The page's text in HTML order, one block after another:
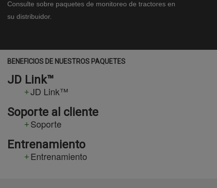
Consulte sobre paquetes de monitoreo de tractores en
su distribuidor.
BENEFICIOS DE NUESTROS PAQUETES
JD Link™
JD Link™
Soporte al cliente
Soporte
Entrenamiento
Entrenamiento